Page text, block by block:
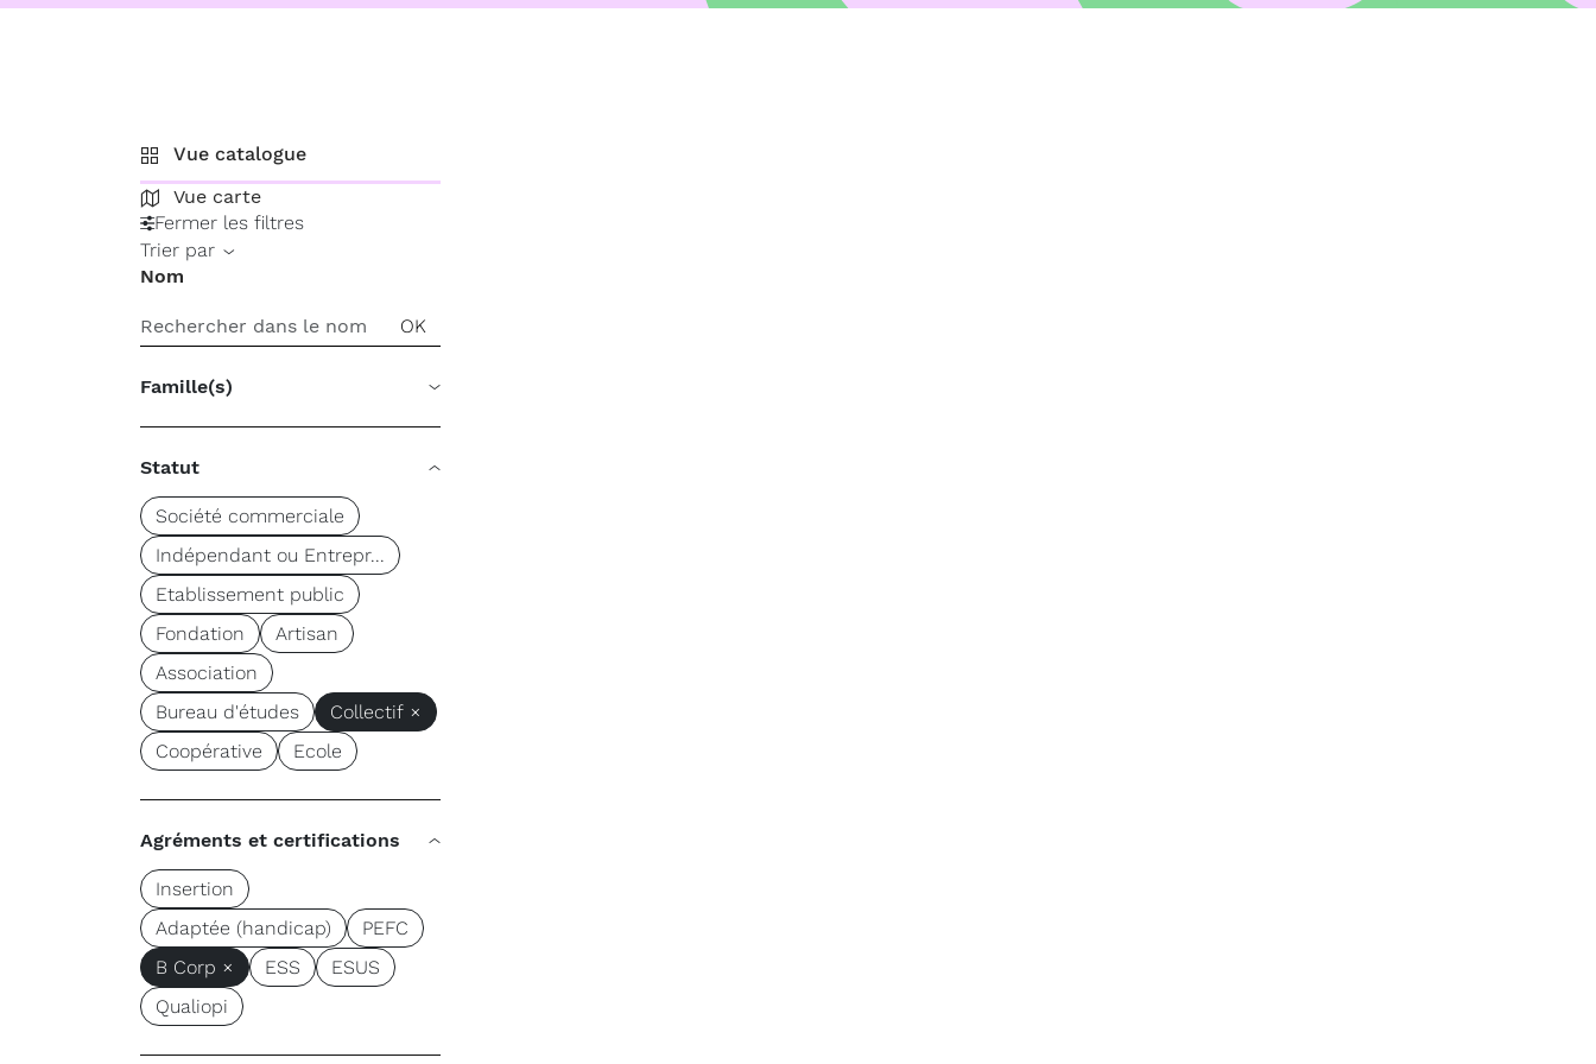
Vue catalogue
Vue carte
Fermer les filtres
Trier par
Nom
Famille(s)
Statut
Société commerciale
Indépendant ou Entrepr...
Etablissement public
Fondation
Artisan
Association
Bureau d'études
Collectif ×
Coopérative
Ecole
Agréments et certifications
Insertion
Adaptée (handicap)
PEFC
B Corp ×
ESS
ESUS
Qualiopi